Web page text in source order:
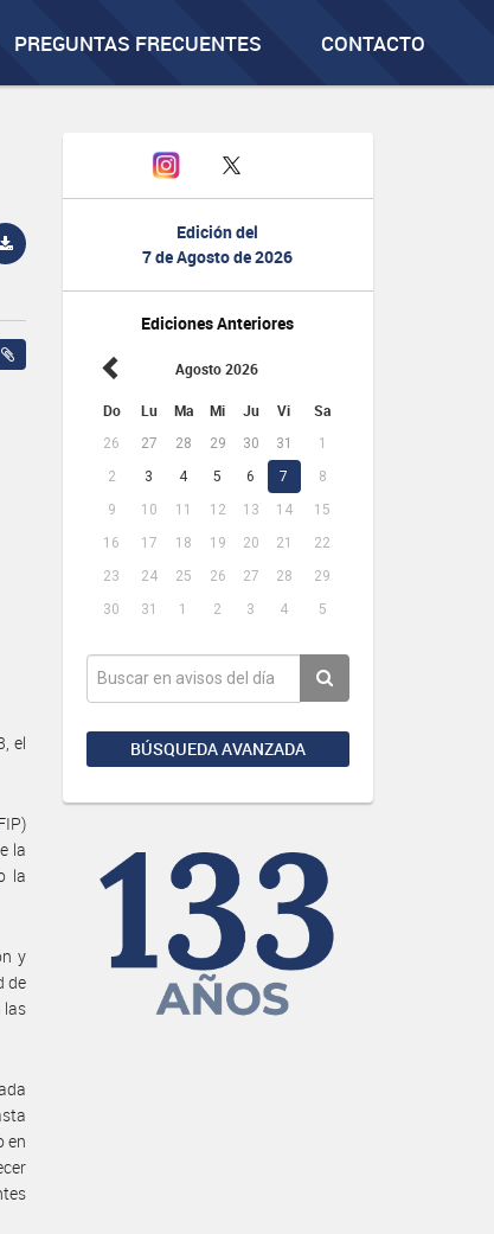
PREGUNTAS FRECUENTES CONTACTO
Edición del
7 de Agosto de 2026
Ediciones Anteriores
Agosto 2026
Do Lu Ma Mi Ju Vi Sa
26 27 28 29 30 31
1
2
3 4 5 6 7
8
9
10 11 12 13 14
15
16
17 18 19 20 21
22
23
24 25 26 27 28
29
30
31 1 2 3 4 5
BÚSQUEDA AVANZADA
el
la
la
y
de
las
en